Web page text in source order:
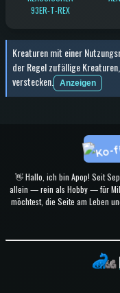
93ER-T-REX
Kreaturen mit einer
der Regel zufällige
verstecken.
Anzeigen
👋 Hallo, ich bin Apop! Seit
allein — rein als Hobby — für
möchtest, die Seite am Leben